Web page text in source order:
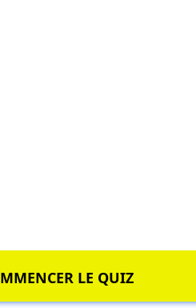
LE QUIZ